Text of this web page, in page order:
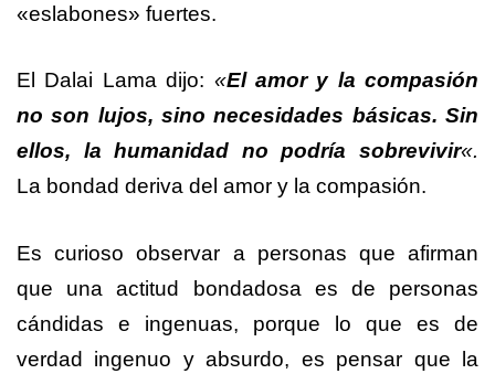
«eslabones» fuertes.
El Dalai Lama dijo: «El amor y la compasión
no son lujos, sino necesidades básicas. Sin
ellos, la humanidad no podría sobrevivir«.
La bondad deriva del amor y la compasión.
Es curioso observar a personas que afirman
que una actitud bondadosa es de personas
cándidas e ingenuas, porque lo que es de
verdad ingenuo y absurdo, es pensar que la